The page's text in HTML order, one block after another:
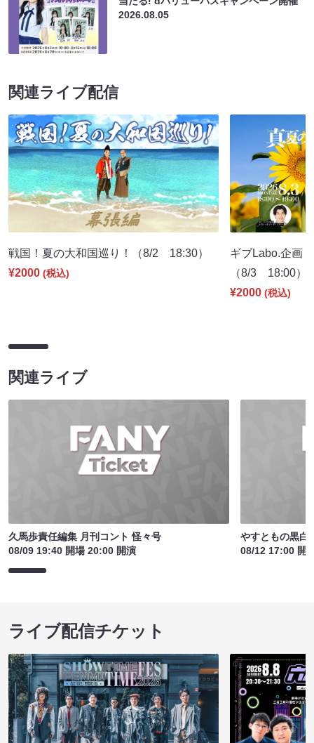
2026.08.05
関連ライブ配信
戦国！夏の大和国巡り！（8/2 18:30）
¥2000 (税込)
ギブLabo.企画
（8/3 18:00）
¥2000 (税込)
関連ライブ
久馬歩責任編集 月刊コント 怪々号
08/09 19:40 開場 20:00 開演
やすともの黒白
08/12 17:00 開
ライブ配信チケット